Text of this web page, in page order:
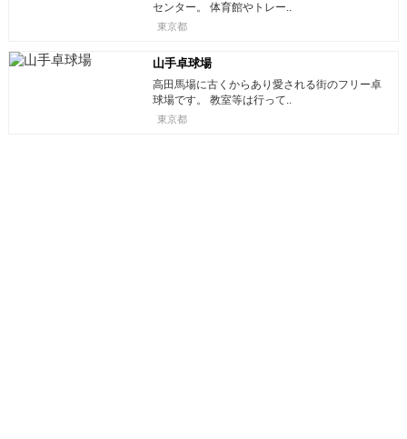
センター。 体育館やトレー..
東京都
山手卓球場
高田馬場に古くからあり愛される街のフリー卓
球場です。 教室等は行って..
東京都